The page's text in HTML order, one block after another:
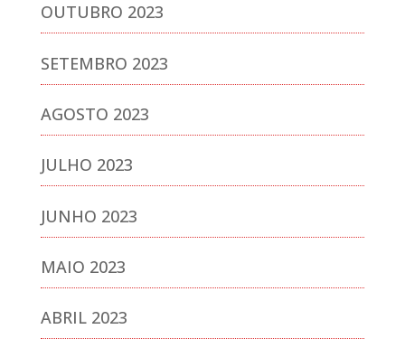
OUTUBRO 2023
SETEMBRO 2023
AGOSTO 2023
JULHO 2023
JUNHO 2023
MAIO 2023
ABRIL 2023